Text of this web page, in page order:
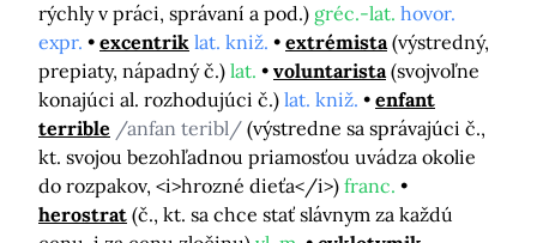
rýchly v práci, správaní a pod.) gréc.-lat. hovor.
expr.
excentrik lat. kniž. extrémista (výstredný,
prepiaty, nápadný č.) lat. voluntarista (svojvoľne
konajúci al. rozhodujúci č.) lat. kniž.
enfant
terrible /anfan teribl/ (výstredne sa správajúci č.,
kt. svojou bezohľadnou priamosťou uvádza okolie
do rozpakov, <i>hrozné dieťa</i>) franc.
herostrat (č., kt. sa chce stať slávnym za každú